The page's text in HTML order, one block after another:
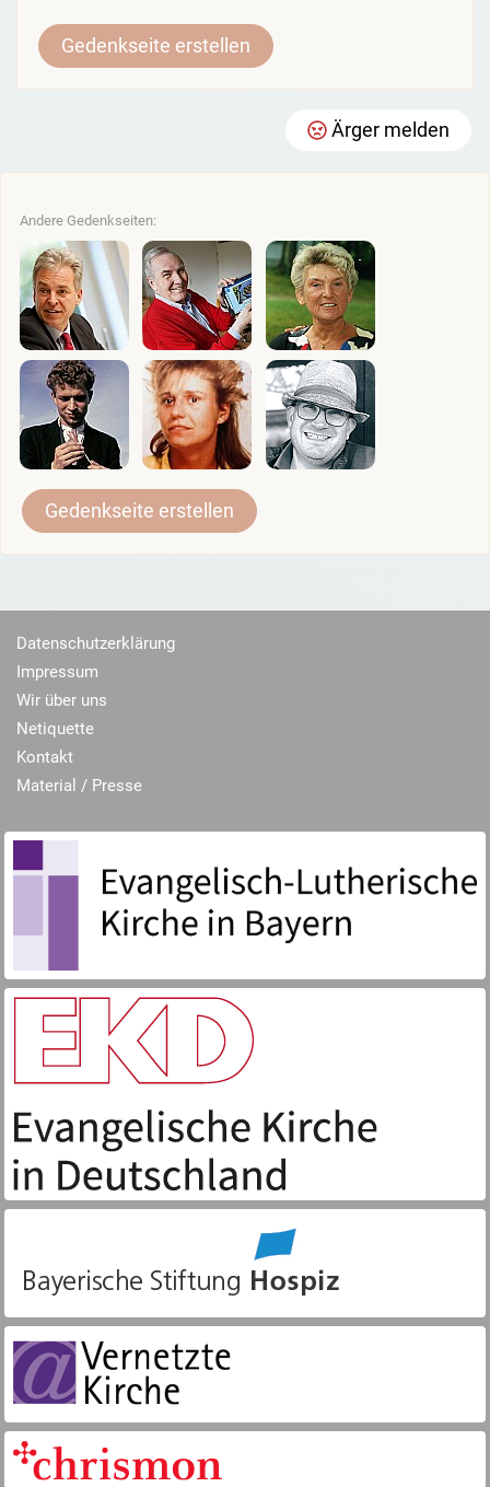
Gedenkseite erstellen
Ärger melden
Andere Gedenkseiten:
Gedenkseite erstellen
Datenschutzerklärung
Impressum
Wir über uns
Netiquette
Kontakt
Material / Presse